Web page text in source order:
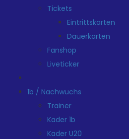
Tickets
Eintrittskarten
Dauerkarten
Fanshop
Liveticker
1b / Nachwuchs
Trainer
Kader 1b
Kader U20